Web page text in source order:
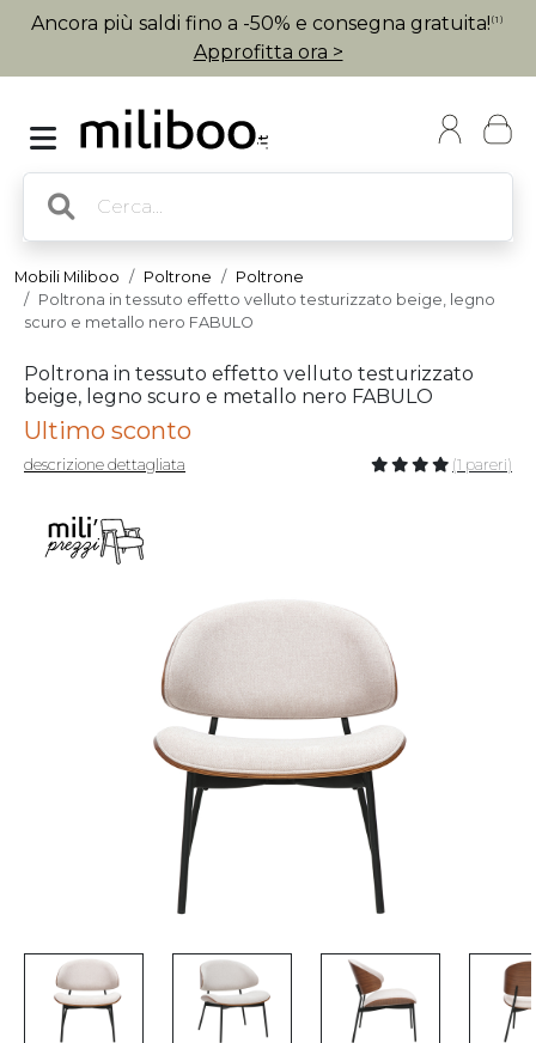
Ancora più saldi fino a -50% e consegna gratuita! (1)
Approfitta ora >
Mobili Miliboo Poltrone
Poltrone
Poltrona in tessuto effetto velluto testurizzato beige, legno
scuro e metallo nero FABULO
Poltrona in tessuto effetto velluto testurizzato
beige, legno scuro e metallo nero FABULO
Ultimo sconto
descrizione dettagliata (1 pareri)